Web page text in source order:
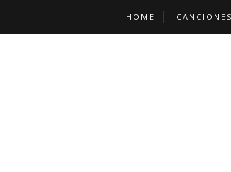
HOME